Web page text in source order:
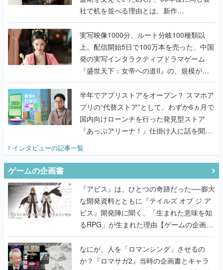
社で机を並べる理由とは。新作
『TATSUJIN EXTREME』で初タッグを組
んだレジェンド2人に訊く開発秘話
実写映像1000分、ルート分岐100種類以
上。配信開始5日で100万本を売った、中国
発の実写インタラクティブドラマゲーム
『盛世天下：女帝への道II』の、規模が違
うこだわりをプロデューサーに聞いた
半年でアプリストアをオープン？ スマホア
プリの“代替ストア”として、わずか6ヵ月で
国内向けローンチを行った発見型ストア
『あっぷアリーナ！』仕掛け人に話を聞い
てみた
インタビューの記事一覧
ゲームの企画書
『アビス』は、ひとつの奇跡だった──膨大
な開発資料とともに『テイルズ オブ ジ ア
ビス』開発陣に聞く、「生まれた意味を知
るRPG」が生まれた理由【ゲームの企画
書】
なにが、人を「ロマンシング」させるの
か？『ロマサガ2』当時の企画書とキャラ